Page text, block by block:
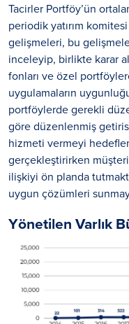
Tacirler Portföy’ün
periodik yatırım
gelişmeleri, bu
inceleyip, birlikte karar
fonları ve özel
uygulamaların
portföylerde gerekli
göre düzenlenmiş
hizmeti vermeyi
gerçekleştirirken
ilişkiyi ön planda
uygun çözümleri
Yönetilen Varlık